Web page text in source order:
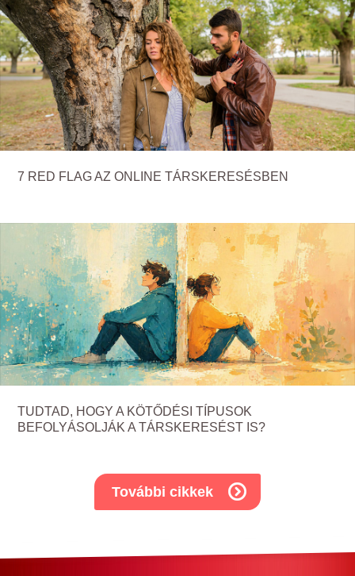
7 RED FLAG AZ ONLINE TÁRSKERESÉSBEN
TUDTAD, HOGY A KÖTŐDÉSI TÍPUSOK
BEFOLYÁSOLJÁK A TÁRSKERESÉST IS?
További cikkek